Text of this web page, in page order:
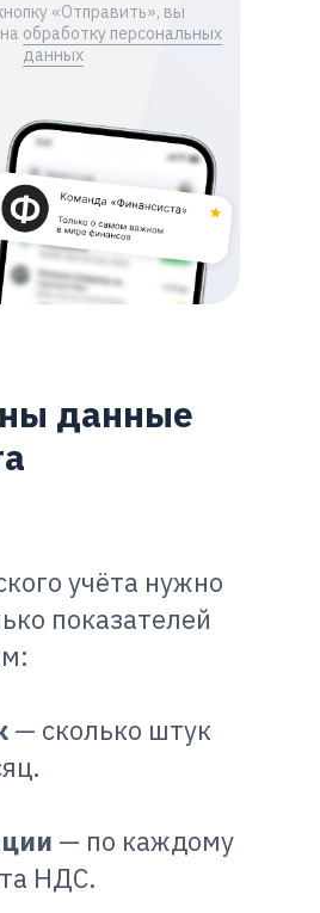
«Отправить», вы
обработку персональных
данных
данные
учёта нужно
показателей
— сколько штук
— по каждому
НДС.